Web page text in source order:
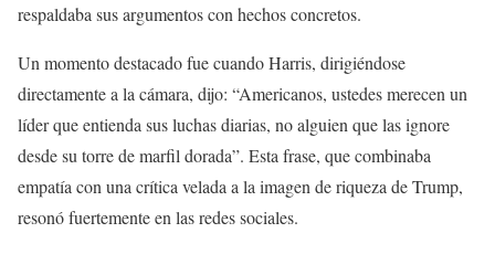
respaldaba sus argumentos con hechos concretos.
Un momento destacado fue cuando Harris, dirigiéndose
directamente a la cámara, dijo: “Americanos, ustedes merecen un
líder que entienda sus luchas diarias, no alguien que las ignore
desde su torre de marfil dorada”. Esta frase, que combinaba
empatía con una crítica velada a la imagen de riqueza de Trump,
resonó fuertemente en las redes sociales.